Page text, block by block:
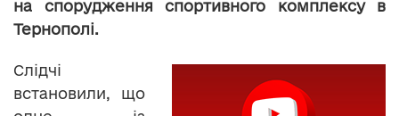
на спорудження спортивного комплексу в
Тернополі.
Слідчі
встановили, що